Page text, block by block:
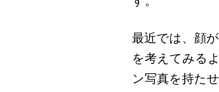
最近では、顔
を考えてみる
ン写真を持た